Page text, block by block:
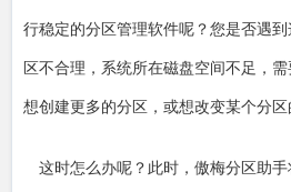
行稳定的分区管理软件呢？您是否遇
区不合理，系统所在磁盘空间不足，
想创建更多的分区，或想改变某个分区
这时怎么办呢？此时，傲梅分区助